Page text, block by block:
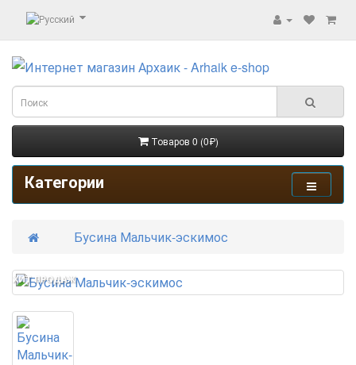
Товаров 0 (0₽)
Категории
Бусина Мальчик-эскимос
ХИТ ПРОДАЖ